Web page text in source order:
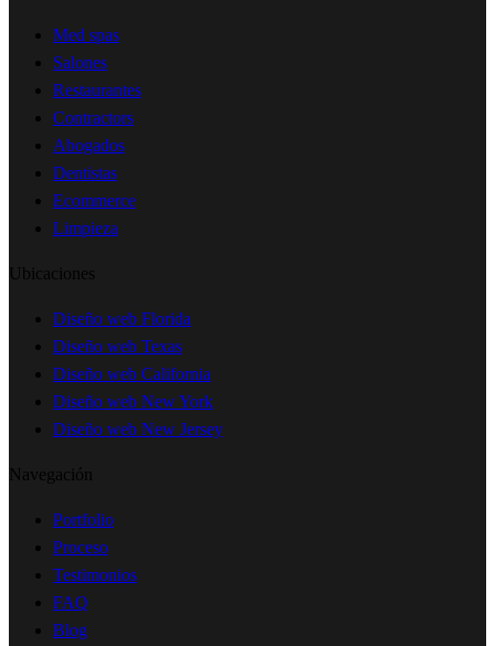
Med spas
Salones
Restaurantes
Contractors
Abogados
Dentistas
Ecommerce
Limpieza
Ubicaciones
Diseño web Florida
Diseño web Texas
Diseño web California
Diseño web New York
Diseño web New Jersey
Navegación
Portfolio
Proceso
Testimonios
FAQ
Blog